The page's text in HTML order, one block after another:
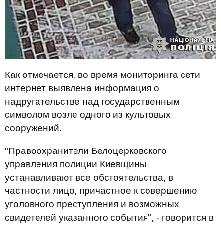
Как отмечается, во время мониторинга сети
интернет выявлена информация о
надругательстве над государственным
символом возле одного из культовых
сооружений.
"Правоохранители Белоцерковского
управления полиции Киевщины
устанавливают все обстоятельства, в
частности лицо, причастное к совершению
уголовного преступления и возможных
свидетелей указанного события", - говорится в